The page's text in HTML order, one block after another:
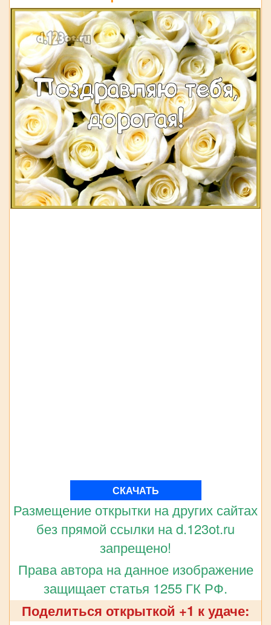
СКАЧАТЬ
Размещение открытки на других сайтах
без прямой ссылки на d.123ot.ru
запрещено!
Права автора на данное изображение
защищает статья 1255 ГК РФ.
Поделиться открыткой +1 к удаче: